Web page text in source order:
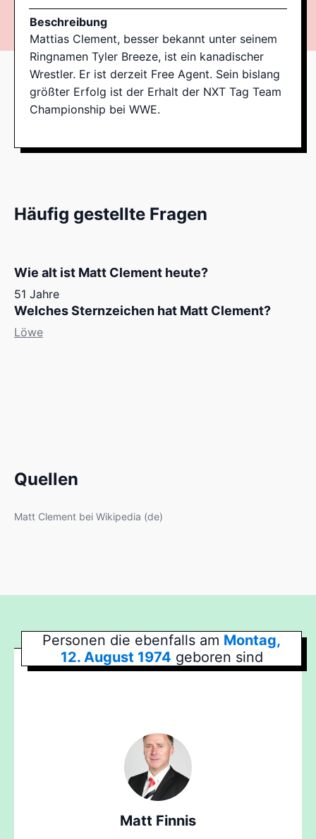
Beschreibung
Mattias Clement, besser bekannt unter seinem
Ringnamen Tyler Breeze, ist ein kanadischer
Wrestler. Er ist derzeit Free Agent. Sein bislang
größter Erfolg ist der Erhalt der NXT Tag Team
Championship bei WWE.
Häufig gestellte Fragen
Wie alt ist Matt Clement heute?
51 Jahre
Welches Sternzeichen hat Matt Clement?
Löwe
Quellen
Matt Clement bei Wikipedia (de)
Personen die ebenfalls am Montag,
12. August 1974 geboren sind
Matt Finnis